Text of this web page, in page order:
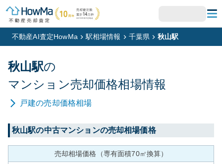
不動産AI査定HowMa 駅相場情報 千葉県 秋山駅
秋山駅の
マンション売却価格相場情報
戸建の売却価格相場
秋山駅の中古マンションの売却相場価格
売却相場価格（専有面積70㎡換算）